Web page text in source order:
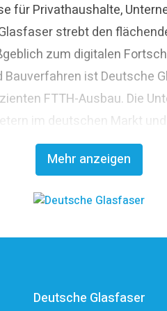
Mehr anzeigen
für Privathaushalte,
strebt den
zum digitalen
Bauverfahren ist Deutsche
FTTH-Ausbau. Die
im deutschen Markt
EQT und OMERS über ein
von über elf
Deutsche Glasfaser